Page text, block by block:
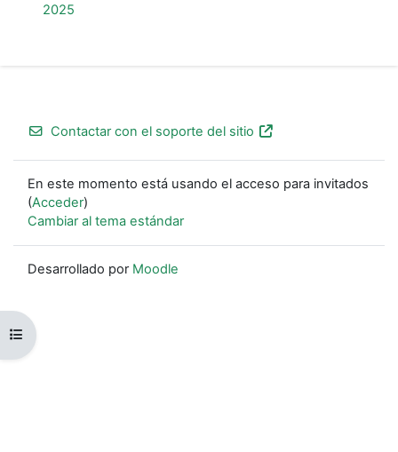
Abrir índice del curso
2025
Contactar con el soporte del sitio
En este momento está usando el acceso para invitados
(Acceder)
Cambiar al tema estándar
Desarrollado por Moodle